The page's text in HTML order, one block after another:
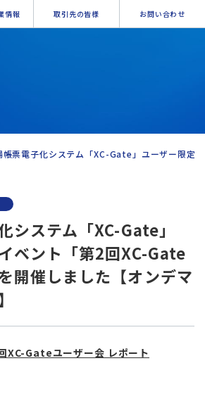
情報 取引先の皆様 お問い合わせ
帳票電子化システム「XC-Gate」ユーザー限定
システム「XC-Gate」
ベント「第2回XC-Gate
開催しました【オンデマ
XC-Gateユーザー会 レポート